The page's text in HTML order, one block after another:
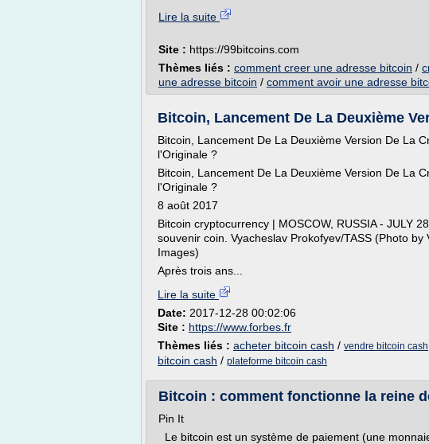
Lire la suite
Site : https://99bitcoins.com
Thèmes liés : comment creer une adresse bitcoin /
une adresse bitcoin / comment avoir une adresse
Bitcoin, Lancement De La Deuxième
Bitcoin, Lancement De La Deuxième Version De La
l'Originale ?
Bitcoin, Lancement De La Deuxième Version De La
l'Originale ?
8 août 2017
Bitcoin cryptocurrency | MOSCOW, RUSSIA - JULY
souvenir coin. Vyacheslav Prokofyev/TASS (Photo
Images)
Après trois ans...
Lire la suite
Date: 2017-12-28 00:02:06
Site : https://www.forbes.fr
Thèmes liés : acheter bitcoin cash / vendre bitcoin cash
bitcoin cash / plateforme bitcoin cash
Bitcoin : comment fonctionne la reine
Pin It
Le bitcoin est un système de paiement (une